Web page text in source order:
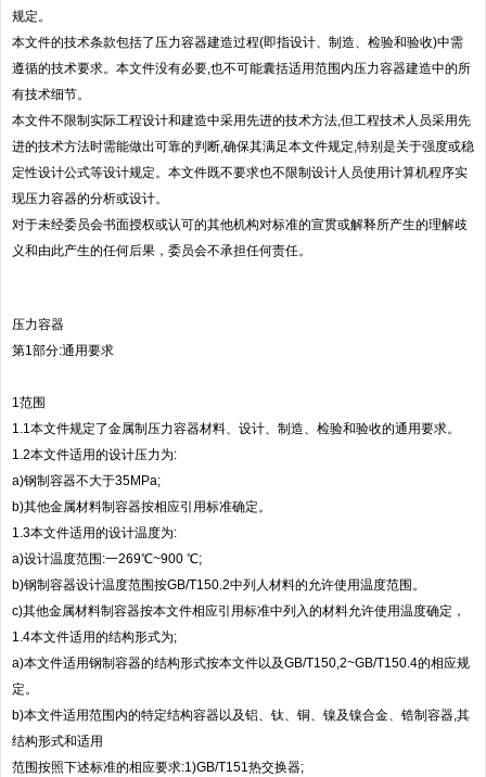
规定。
本文件的技术条款包括了压力容器建造过程(即指设计、制造、检验和验收)中需
遵循的技术要求。本文件没有必要,也不可能囊括适用范围内压力容器建造中的所
有技术细节。
本文件不限制实际工程设计和建造中采用先进的技术方法,但工程技术人员采用先
进的技术方法时需能做出可靠的判断,确保其满足本文件规定,特别是关于强度或稳
定性设计公式等设计规定。本文件既不要求也不限制设计人员使用计算机程序实
现压力容器的分析或设计。
对于未经委员会书面授权或认可的其他机构对标准的宣贯或解释所产生的理解歧
义和由此产生的任何后果，委员会不承担任何责任。
压力容器
第1部分:通用要求
1范围
1.1本文件规定了金属制压力容器材料、设计、制造、检验和验收的通用要求。
1.2本文件适用的设计压力为:
a)钢制容器不大于35MPa;
b)其他金属材料制容器按相应引用标准确定。
1.3本文件适用的设计温度为:
a)设计温度范围:一269℃~900 ℃;
b)钢制容器设计温度范围按GB/T150.2中列人材料的允许使用温度范围。
c)其他金属材料制容器按本文件相应引用标准中列入的材料允许使用温度确定，
1.4本文件适用的结构形式为;
a)本文件适用钢制容器的结构形式按本文件以及GB/T150,2~GB/T150.4的相应规
定。
b)本文件适用范围内的特定结构容器以及铝、钛、铜、镍及镍合金、锆制容器,其
结构形式和适用
范围按照下述标准的相应要求:1)GB/T151热交换器;